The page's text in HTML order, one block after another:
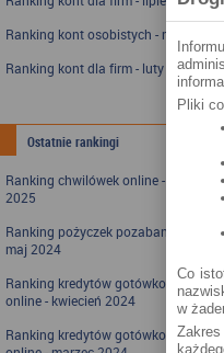
Ranking kont osobistych - maj 2022
Ranking kont dla firm - luty 2022
Ostatnie rankingi
Ranking chwilówek online - styczeń
2025
Ranking pożyczek pozabankowych -
maj 2024
Ranking kredytów gotówkowych
online - kwiecień 2024
Ranking kredytów gotówkowych
Pliki
Co
w